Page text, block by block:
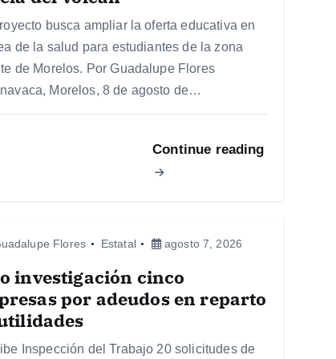
busca ampliar la oferta educativa en
de la salud para estudiantes de la zona
de Morelos. Por Guadalupe Flores
Morelos, 8 de agosto de…
Continue reading
Flores Estatal agosto 7, 2026
investigación cinco
por adeudos en reparto
Inspección del Trabajo 20 solicitudes de